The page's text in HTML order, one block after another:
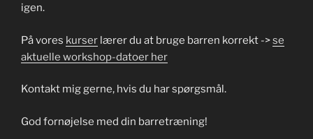
igen.
På vores kurser lærer du at bruge barren korrekt ->se
aktuelle workshop-datoer her
Kontakt mig gerne, hvis du har spørgsmål.
God fornøjelse med din barretræning!